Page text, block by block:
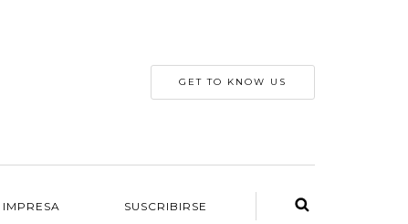
GET TO KNOW US
SUSCRIBIRSE